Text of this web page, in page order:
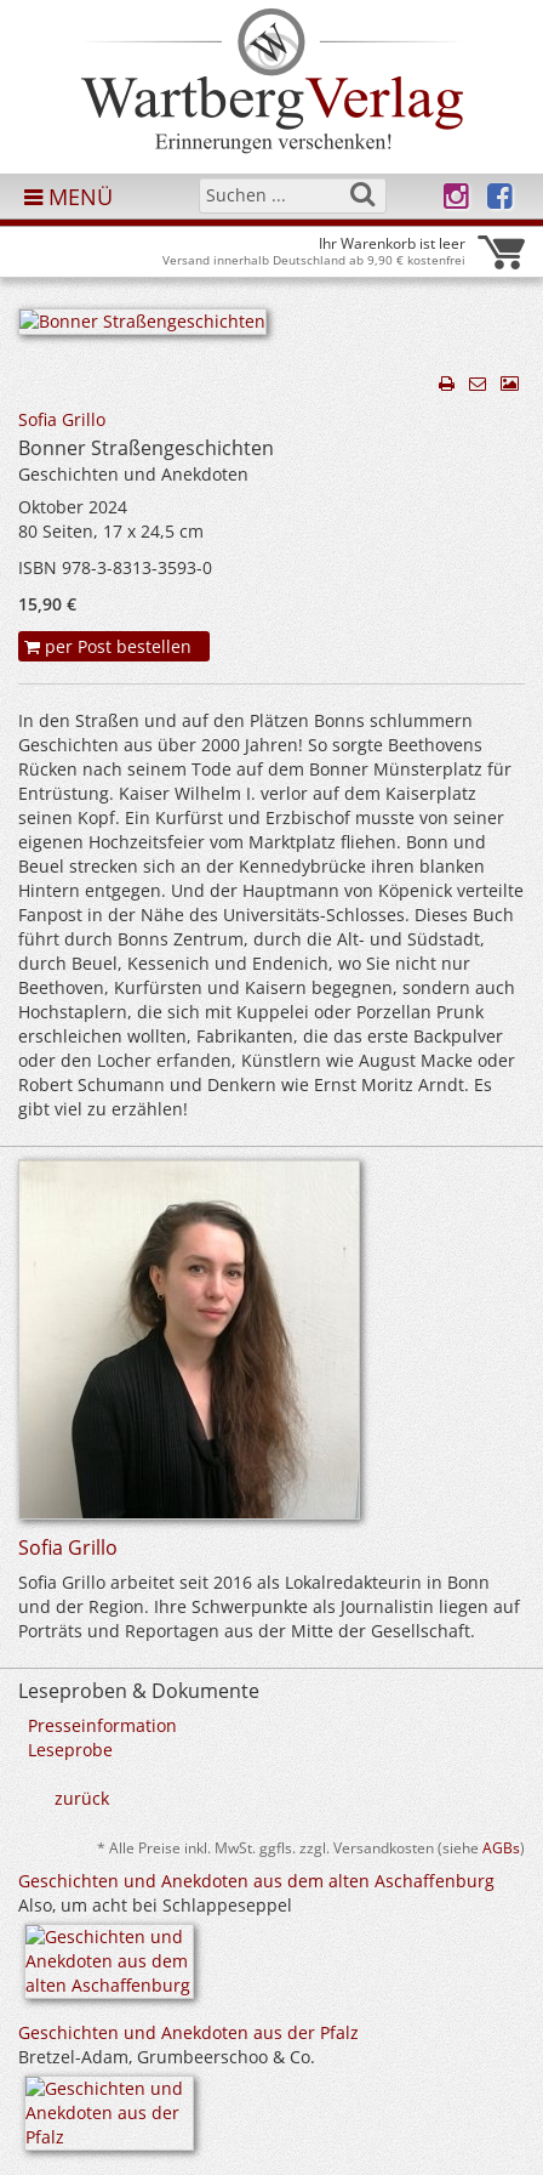
MENÜ
Ihr Warenkorb ist leer
Versand innerhalb Deutschland ab 9,90 € kostenfrei
Sofia Grillo
Bonner Straßengeschichten
Geschichten und Anekdoten
Oktober 2024
80 Seiten, 17 x 24,5 cm
ISBN 978-3-8313-3593-0
15,90 €
per Post bestellen
In den Straßen und auf den Plätzen Bonns schlummern
Geschichten aus über 2000 Jahren! So sorgte Beethovens
Rücken nach seinem Tode auf dem Bonner Münsterplatz für
Entrüstung. Kaiser Wilhelm I. verlor auf dem Kaiserplatz
seinen Kopf. Ein Kurfürst und Erzbischof musste von seiner
eigenen Hochzeitsfeier vom Marktplatz fliehen. Bonn und
Beuel strecken sich an der Kennedybrücke ihren blanken
Hintern entgegen. Und der Hauptmann von Köpenick verteilte
Fanpost in der Nähe des Universitäts-Schlosses. Dieses Buch
führt durch Bonns Zentrum, durch die Alt- und Südstadt,
durch Beuel, Kessenich und Endenich, wo Sie nicht nur
Beethoven, Kurfürsten und Kaisern begegnen, sondern auch
Hochstaplern, die sich mit Kuppelei oder Porzellan Prunk
erschleichen wollten, Fabrikanten, die das erste Backpulver
oder den Locher erfanden, Künstlern wie August Macke oder
Robert Schumann und Denkern wie Ernst Moritz Arndt. Es
gibt viel zu erzählen!
Sofia Grillo
Sofia Grillo arbeitet seit 2016 als Lokalredakteurin in Bonn
und der Region. Ihre Schwerpunkte als Journalistin liegen auf
Porträts und Reportagen aus der Mitte der Gesellschaft.
Leseproben & Dokumente
Presseinformation
Leseprobe
zurück
* Alle Preise inkl. MwSt. ggfls. zzgl. Versandkosten (siehe AGBs)
Geschichten und Anekdoten aus dem alten Aschaffenburg
Also, um acht bei Schlappeseppel
Geschichten und Anekdoten aus der Pfalz
Bretzel-Adam, Grumbeerschoo & Co.